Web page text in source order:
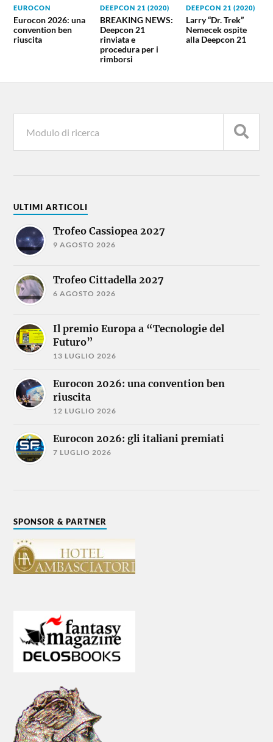
EUROCON
Eurocon 2026: una
convention ben
riuscita
DEEPCON 21 (2020)
BREAKING NEWS:
Deepcon 21
rinviata e
procedura per i
rimborsi
DEEPCON 21 (2020)
Larry “Dr. Trek”
Nemecek ospite
alla Deepcon 21
ULTIMI ARTICOLI
Trofeo Cassiopea 2027
9 AGOSTO 2026
Trofeo Cittadella 2027
6 AGOSTO 2026
Il premio Europa a “Tecnologie del
Futuro”
13 LUGLIO 2026
Eurocon 2026: una convention ben
riuscita
12 LUGLIO 2026
Eurocon 2026: gli italiani premiati
7 LUGLIO 2026
SPONSOR & PARTNER